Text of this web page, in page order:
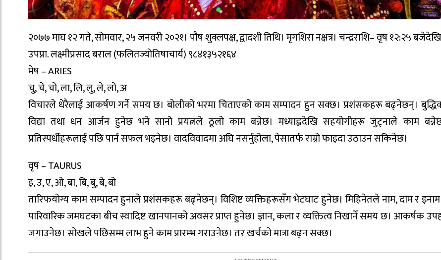
२०७७ माघ १२ गते, सोमवार, २५ जनवरी २०२१। पौष शुक्लपक्ष, द्वादशी तिथि। मृगशिरा नक्षत्र। चन्द्रराशि– वृष १२:२५
उपप्रा. लक्ष्मीप्रसाद बराल (फलितज्योतिषाचार्य) ९८४१३५२१६४
मेष – ARIES
चु, चे, चो, ला, लि, लु, ले, लो, अ
विचारले धेरैलाई आकर्षण गर्ने समय छ। बोलीको भरमा चिताएको काम सम्पादन हुन सक्छ। प्रशंसकहरू बढ्नेछन्।
विद्या तथा धन आर्जन हुनेछ भने सानो प्रयत्नले ठूलो काम बन्नेछ। मध्याह्नदेखि सहयोगीहरू जुट्नाले काम
प्रतिस्पर्धीहरूलाई पछि पार्न सफल भइनेछ। वादविवादमा अघि नसर्नुहोला, पेसातर्फ राम्रो फाइदा उठाउन सकिनेछ।
वृष – TAURUS
इ, उ, ए, ओ, बा, बि, बु, बे, बो
तारिफयोग्य काम सम्पादन हुनाले प्रशंसकहरू बढ्नेछन्। विशिष्ट व्यक्तिहरूसँग भेटघाट हुनेछ। मिहिनेतले नाम, दाम र
पारिवारिक जमघटका बीच स्वादिष्ट खानपानको अवसर प्राप्त हुनेछ। ज्ञान, कला र व्यक्तित्व निखार्ने समय छ। आकर्षक
जगाउनेछ। सोखले पछिसम्म लाभ हुने काम प्रारम्भ गराउनेछ। तर खर्चको मात्रा बढ्न सक्छ।